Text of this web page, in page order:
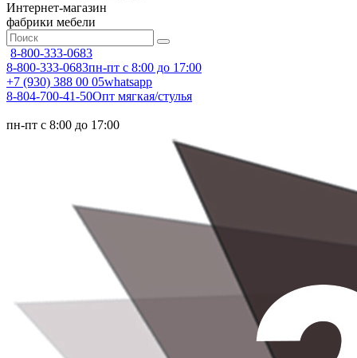
Интернет-магазин
фабрики мебели
8-800-333-0683
8-800-333-0683пн-пт с 8:00 до 17:00
+7 (930) 388 00 05whatsapp
8-804-700-41-50Опт мягкая/стулья
пн-пт с 8:00 до 17:00